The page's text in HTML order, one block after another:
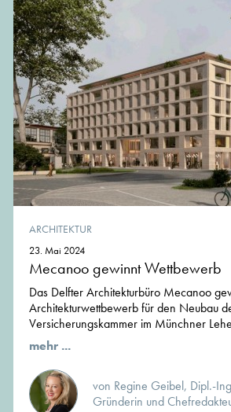
ARCHITEKTUR
23. Mai 2024
Mecanoo gewinnt Wettbewerb
Das Delfter Architekturbüro Mecanoo
Architekturwettbewerb für den Neubau
Versicherungskammer im Münchner
mehr ...
von Regine Geibel, Dipl.-
Gründerin und